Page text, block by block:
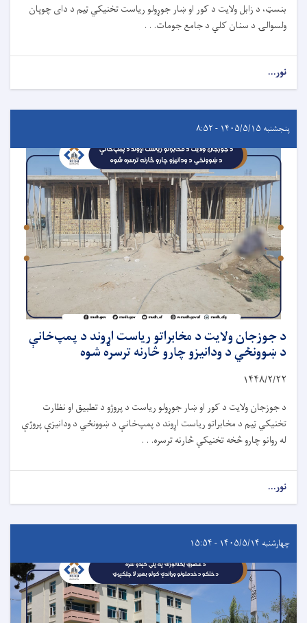
بنسټ، د زابل ولایت د کور او ښار جوړولو ریاست تخنیکي ټیم د دای چوپان
ولسوالۍ د سنان کلي د جامع جومات. . .
نور...
پنجشنبه ۱۴۰۵/۵/۱۵ - ۸:۵۲
د جوزجان ولایت د مخابراتو ریاست اړوند د پمپ‌خانې
د ښوونځي د ودانیزو چارو څارنه ترسره شوه
۱۴۴۸/۲/۲۲
د جوزجان ولایت د کور او ښار جوړولو ریاست د پروژو د تطبیق او نظارت
تخنیکي ټیم د مخابراتو ریاست اړوند د پمپ‌خانې د ښوونځي د ودانیزې پروژې
له روانو چارو څخه تخنیکي څارنه ترسره. . .
نور...
چهارشنبه ۱۴۰۵/۵/۱۴ - ۱۵:۵۴